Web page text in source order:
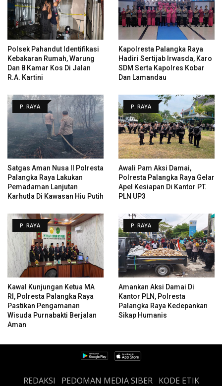
Polsek Pahandut Identifikasi
Kebakaran Rumah, Warung
Dan 8 Kamar Kos Di Jalan
R.A. Kartini
Kapolresta Palangka Raya
Hadiri Sertijab Irwasda, Karo
SDM Serta Kapolres Kobar
Dan Lamandau
P. RAYA
Satgas Aman Nusa II Polresta
Palangka Raya Lakukan
Pemadaman Lanjutan
Karhutla Di Kawasan Hiu Putih
P. RAYA
Awali Pam Aksi Damai,
Polresta Palangka Raya Gelar
Apel Kesiapan Di Kantor PT.
PLN UP3
P. RAYA
Kawal Kunjungan Ketua MA
RI, Polresta Palangka Raya
Pastikan Pengamanan
Wisuda Purnabakti Berjalan
Aman
P. RAYA
Amankan Aksi Damai Di
Kantor PLN, Polresta
Palangka Raya Kedepankan
Sikap Humanis
REDAKSI PEDOMAN MEDIA SIBER KODE ETIK